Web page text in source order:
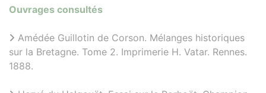
Ouvrages consultés
Amédée Guillotin de Corson. Mélanges historiques
sur la Bretagne. Tome 2. Imprimerie H. Vatar. Rennes.
1888.